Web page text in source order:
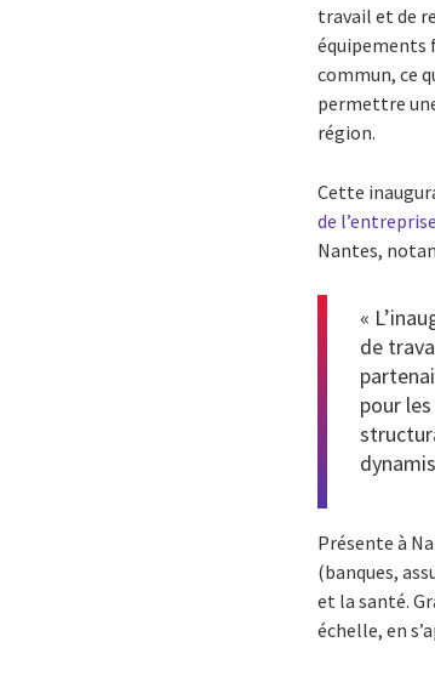
travail et de
équipements
commun, ce
permettre
région.
Cette
de
Nantes,
«
de
pour
Présente à
(banques,
et la santé.
échelle, en